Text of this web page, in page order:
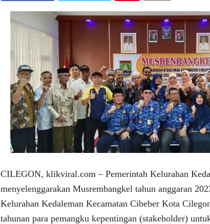
CILEGON, klikviral.com – Pemerintah Kelurahan
menyelenggarakan Musrembangkel tahun anggaran
Kelurahan Kedaleman Kecamatan Cibeber Kota
tahunan para pemangku kepentingan (stakeholder)